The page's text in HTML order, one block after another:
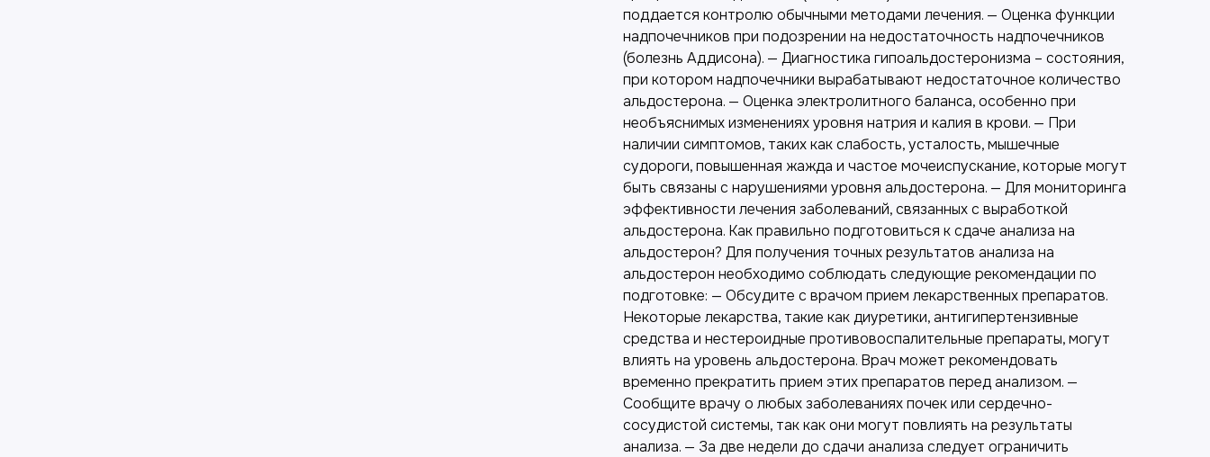
поддается контролю обычными методами лечения. — Оценка функции
надпочечников при подозрении на недостаточность надпочечников
(болезнь Аддисона). — Диагностика гипоальдостеронизма – состояния,
при котором надпочечники вырабатывают недостаточное количество
альдостерона. — Оценка электролитного баланса, особенно при
необъяснимых изменениях уровня натрия и калия в крови. — При
наличии симптомов, таких как слабость, усталость, мышечные
судороги, повышенная жажда и частое мочеиспускание, которые могут
быть связаны с нарушениями уровня альдостерона. — Для мониторинга
эффективности лечения заболеваний, связанных с выработкой
альдостерона. Как правильно подготовиться к сдаче анализа на
альдостерон? Для получения точных результатов анализа на
альдостерон необходимо соблюдать следующие рекомендации по
подготовке: — Обсудите с врачом прием лекарственных препаратов.
Некоторые лекарства, такие как диуретики, антигипертензивные
средства и нестероидные противовоспалительные препараты, могут
влиять на уровень альдостерона. Врач может рекомендовать
временно прекратить прием этих препаратов перед анализом. —
Сообщите врачу о любых заболеваниях почек или сердечно-
сосудистой системы, так как они могут повлиять на результаты
анализа. — За две недели до сдачи анализа следует ограничить